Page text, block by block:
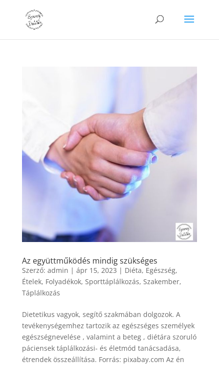
Az együttműködés mindig szükséges
Szerző: admin | ápr 15, 2023 | Diéta, Egészség,
Ételek, Folyadékok, Sporttáplálkozás, Szakember,
Táplálkozás
Dietetikus vagyok, segítő szakmában dolgozok. A
tevékenységemhez tartozik az egészséges személyek
egészségnevelése , valamint a beteg , diétára szoruló
páciensek táplálkozási- és életmód tanácsadása,
étrendek összeállítása. Forrás: pixabay.com Az én